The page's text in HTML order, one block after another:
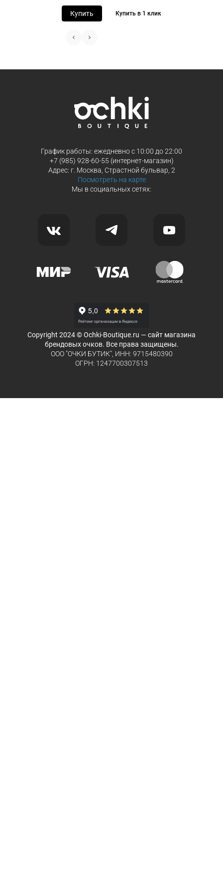
Выберите способ оплаты «Долями»
способах оплаты
Оплатите покупку целиком через
Купить Купить в 1 клик
График работы: ежедневно с 10:00 до 22:00
+7 (985) 928-60-55 (интернет-магазин)
Адрес: г. Москва, Страстной бульвар, 2
Посмотреть на карте
Мы в социальных сетях:
Copyright 2024 © Ochki-Boutique.ru — сайт магазина
брендовых очков. Все права защищены.
ООО "ОЧКИ БУТИК", ИНН: 9715480390
ОГРН: 1247700307513